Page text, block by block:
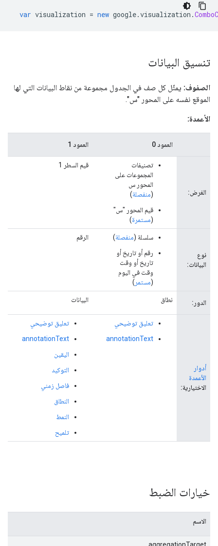
var visualization = new google.visualization .
تنسيق البيانات
الصفوف: يمثّل كل صف في الجدول مجموعة من نقاط البيانات التي لها
الموقع نفسه على المحور "س".
الأعمدة:
العمود 0 العمود 1
الغرض:
تصنيفات
المجموعات على
المحور س
(منفصلة)
قيم المحور "س"
(مستمرة)
قيم السطر 1
نوع
البيانات:
سلسلة (منفصلة)
رقم أو تاريخ أو
تاريخ أو وقت
وقت في اليوم
(مستمر )
الرقم
الدور: نطاق البيانات
أدوار
الأعمدة
الاختيارية:
تعليق توضيحي
annotationText
تعليق توضيحي
annotationText
اليقين
التوكيد
فاصل زمني
النطاق
النمط
تلميح
خيارات الضبط
الاسم